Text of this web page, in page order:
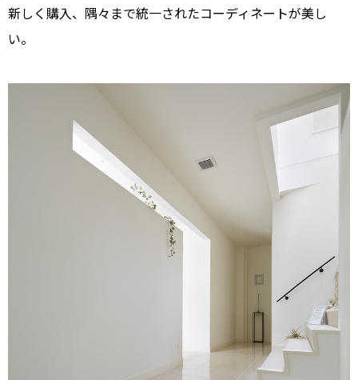
新しく購入、隅々まで統一されたコーディネートが美し
い。